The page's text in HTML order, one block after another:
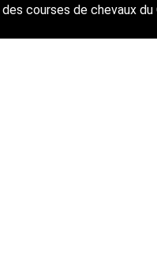
courses de chevaux